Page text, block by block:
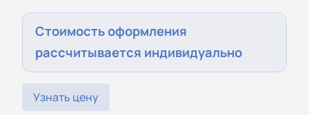
Стоимость оформления
рассчитывается индивидуально
Узнать цену